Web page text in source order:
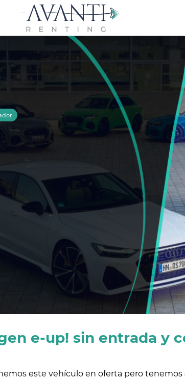
e-up! sin entrada y
este vehículo en oferta pero tenemos